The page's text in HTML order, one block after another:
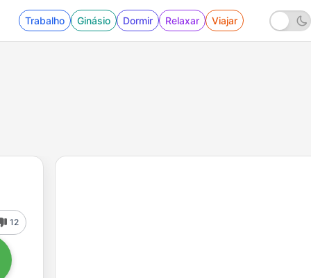
Trabalho Ginásio Dormir Relaxar Viajar
12